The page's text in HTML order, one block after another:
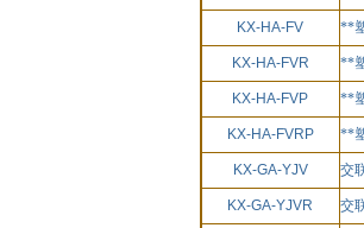
KX-HA-FV **
KX-HA-FVR **
KX-HA-FVP **
KX-HA-FVRP **
KX-GA-YJV 交
KX-GA-YJVR 交